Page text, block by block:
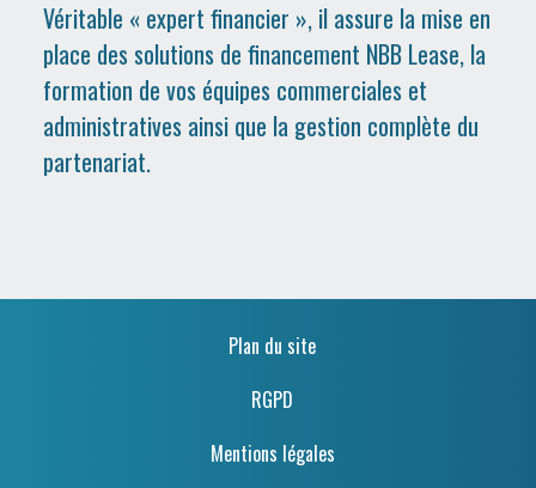
Véritable « expert financier », il assure la mise en
place des solutions de financement NBB Lease, la
formation de vos équipes commerciales et
administratives ainsi que la gestion complète du
partenariat.
Plan du site
RGPD
Mentions légales